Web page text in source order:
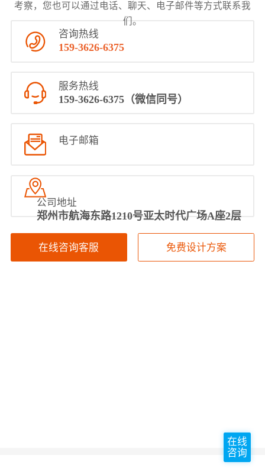
在线
咨询
考察，您也可以通过电话、聊天、电子邮件等方式联系我
们。
咨询热线
159-3626-6375
服务热线
159-3626-6375（微信同号）
电子邮箱
公司地址
郑‮市州‬航‬海东路1210号‮太亚‬时代广场A座2层
在线咨询客服 免费设计方案